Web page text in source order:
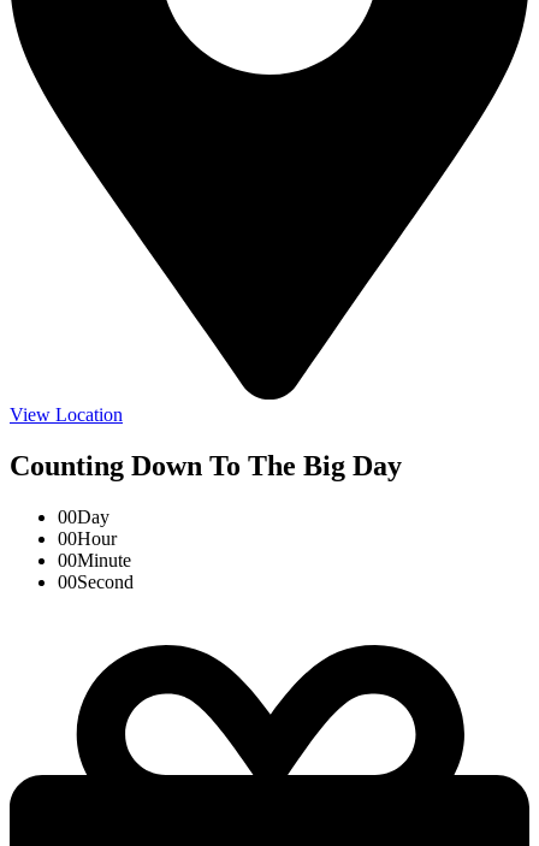
View Location
Counting Down To The Big Day
00Day
00Hour
00Minute
00Second